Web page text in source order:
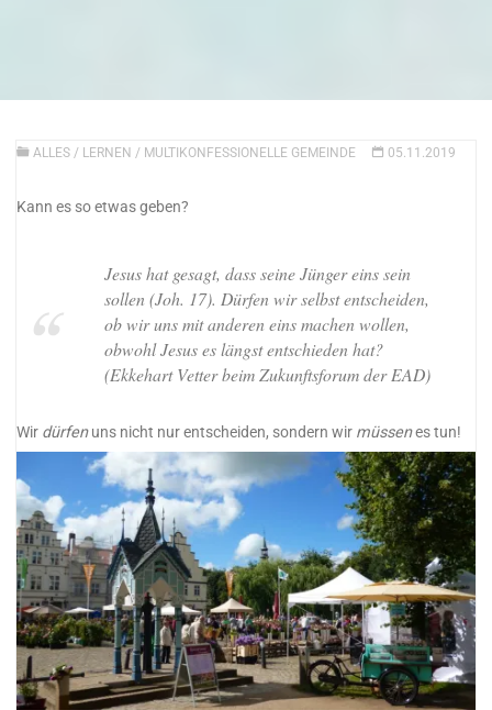
ALLES / LERNEN / MULTIKONFESSIONELLE GEMEINDE 05.11.2019
Kann es so etwas geben?
Jesus hat gesagt, dass seine Jünger eins sein
sollen (Joh. 17). Dürfen wir selbst entscheiden,
ob wir uns mit anderen eins machen wollen,
obwohl Jesus es längst entschieden hat?
(Ekkehart Vetter beim Zukunftsforum der EAD)
Wir dürfenuns nicht nur entscheiden, sondern wir müssenes tun!